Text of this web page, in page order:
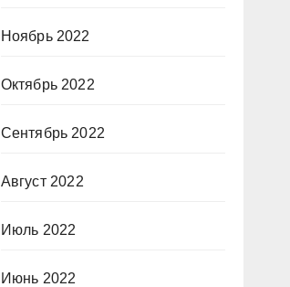
Ноябрь 2022
Октябрь 2022
Сентябрь 2022
Август 2022
Июль 2022
Июнь 2022